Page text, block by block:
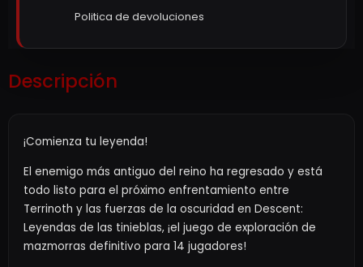
Politica de devoluciones
Descripción
¡Comienza tu leyenda!
El enemigo más antiguo del reino ha regresado y está
todo listo para el próximo enfrentamiento entre
Terrinoth y las fuerzas de la oscuridad en Descent:
Leyendas de las tinieblas, ¡el juego de exploración de
mazmorras definitivo para 14 jugadores!